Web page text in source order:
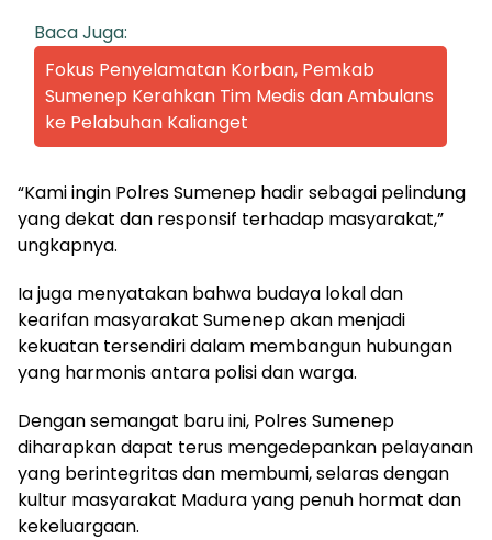
Baca Juga:
Fokus Penyelamatan Korban, Pemkab
Sumenep Kerahkan Tim Medis dan Ambulans
ke Pelabuhan Kalianget
“Kami ingin Polres Sumenep hadir sebagai pelindung
yang dekat dan responsif terhadap masyarakat,”
ungkapnya.
Ia juga menyatakan bahwa budaya lokal dan
kearifan masyarakat Sumenep akan menjadi
kekuatan tersendiri dalam membangun hubungan
yang harmonis antara polisi dan warga.
Dengan semangat baru ini, Polres Sumenep
diharapkan dapat terus mengedepankan pelayanan
yang berintegritas dan membumi, selaras dengan
kultur masyarakat Madura yang penuh hormat dan
kekeluargaan.